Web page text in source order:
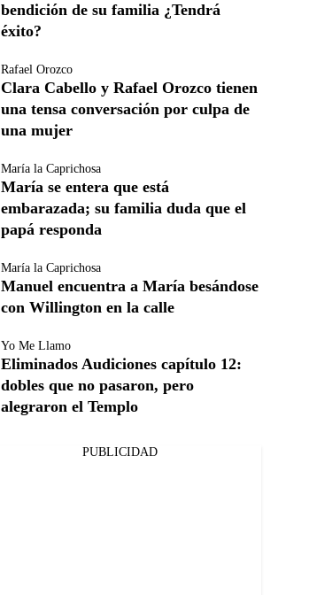
bendición de su familia ¿Tendrá
éxito?
Rafael Orozco
Clara Cabello y Rafael Orozco tienen
una tensa conversación por culpa de
una mujer
María la Caprichosa
María se entera que está
embarazada; su familia duda que el
papá responda
María la Caprichosa
Manuel encuentra a María besándose
con Willington en la calle
Yo Me Llamo
Eliminados Audiciones capítulo 12:
dobles que no pasaron, pero
alegraron el Templo
PUBLICIDAD